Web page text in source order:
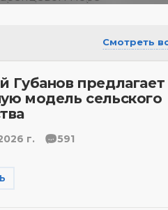
Смотреть
Губанов предлагает
модель сельского
г. 591